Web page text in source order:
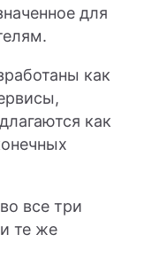
для
как
как
все три
те же